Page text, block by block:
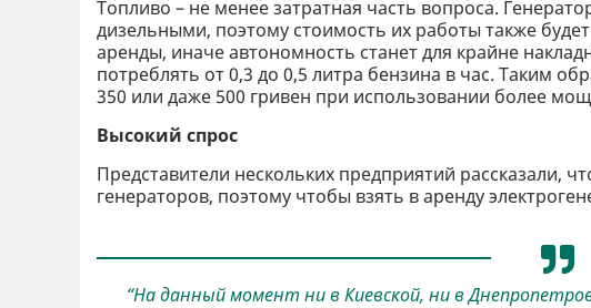
Топливо – не менее затратная часть вопроса.
дизельными, поэтому стоимость их работы также
аренды, иначе автономность станет для крайне
потреблять от 0,3 до 0,5 литра бензина в час. Таким
350 или даже 500 гривен при использовании более
Высокий спрос
Представители нескольких предприятий рассказали,
генераторов, поэтому чтобы взять в аренду
“На данный момент ни в Киевской, ни в